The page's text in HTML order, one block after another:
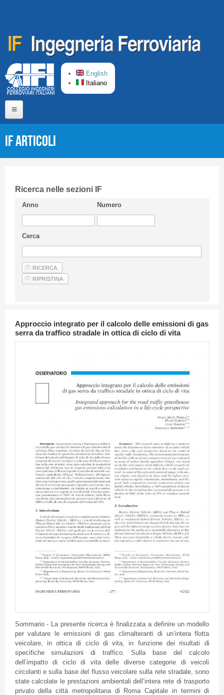
English
Italiano
CIFI in breve
Linee Guida
Privacy Policy
Articoli
IF Articoli
Ricerca nelle sezioni IF
Anno Numero
Cerca
Approccio integrato per il calcolo delle emissioni di gas
serra da traffico stradale in ottica di ciclo di vita
Sommario - La presente ricerca è finalizzata a definire un modello
per valutare le emissioni di gas climalteranti di un’intera flotta
veicolare, in ottica di ciclo di vita, in funzione dei risultati di
specifiche simulazioni di traffico. Sulla base del calcolo
dell’impatto di ciclo di vita delle diverse categorie di veicoli
circolanti e sulla base del flusso veicolare sulla rete stradale, sono
state calcolate le prestazioni ambientali dell’intera rete di trasporto
privato della città metropolitana di Roma Capitale in termini di